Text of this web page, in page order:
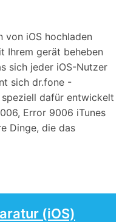
von iOS hochladen
Ihrem gerät beheben
sich jeder iOS-Nutzer
sich dr.fone -
dafür entwickelt
Error 9006 iTunes
Dinge, die das
(iOS)